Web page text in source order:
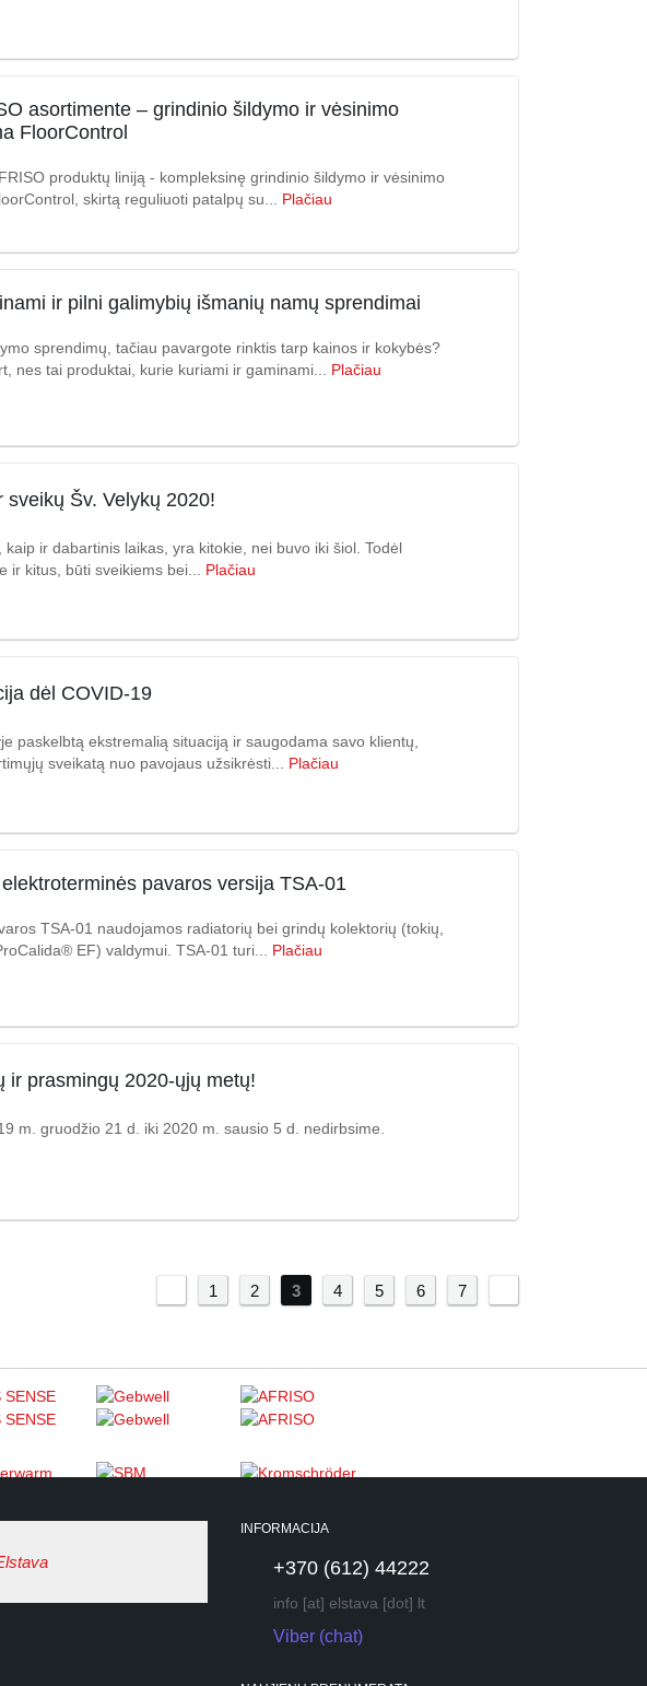
asortimente – grindinio šildymo ir vėsinimo
FloorControl
produktų liniją - kompleksinę grindinio šildymo ir vėsinimo
skirtą reguliuoti patalpų su... Plačiau
ir pilni galimybių išmanių namų sprendimai
sprendimų, tačiau pavargote rinktis tarp kainos ir kokybės?
nes tai produktai, kurie kuriami ir gaminami... Plačiau
sveikų Šv. Velykų 2020!
kaip ir dabartinis laikas, yra kitokie, nei buvo iki šiol. Todėl
ir kitus, būti sveikiems bei... Plačiau
dėl COVID-19
paskelbtą ekstremalią situaciją ir saugodama savo klientų,
sveikatą nuo pavojaus užsikrėsti... Plačiau
pavaros versija TSA-01
TSA-01 naudojamos radiatorių bei grindų kolektorių (tokių,
EF) valdymui. TSA-01 turi... Plačiau
ir prasmingų 2020-ųjų metų!
m. gruodžio 21 d. iki 2020 m. sausio 5 d. nedirbsime.
1 2 3 4 5 6 7
INFORMACIJA
+370 (612) 44222
info [at] elstava [dot] lt
Viber (chat)